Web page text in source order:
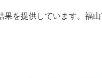
を提供しています。福